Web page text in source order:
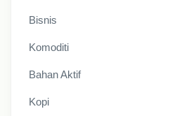
Bisnis
Komoditi
Bahan Aktif
Kopi